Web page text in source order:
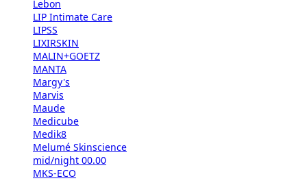
Lebon
LIP Intimate Care
LIPSS
LIXIRSKIN
MALIN+GOETZ
MANTA
Margy's
Marvis
Maude
Medicube
Medik8
Melumé Skinscience
mid/night 00.00
MKS-ECO